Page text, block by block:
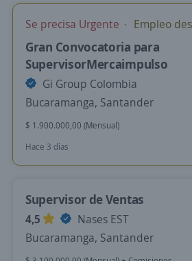
Se precisa Urgente Empleo
Gran Convocatoria para
SupervisorMercaimpulso
Gi Group Colombia
Bucaramanga, Santander
$ 1.900.000,00 (Mensual)
Hace 3 días
Supervisor de Ventas
4,5
Nases EST
Bucaramanga, Santander